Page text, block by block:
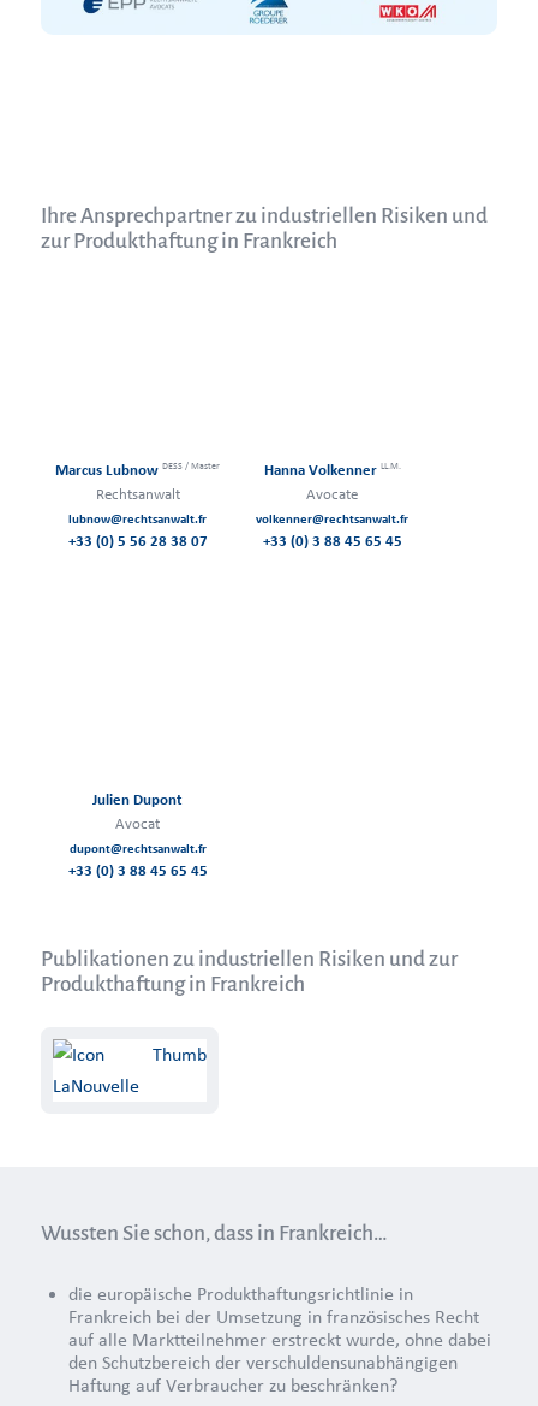
Ihre Ansprechpartner zu industriellen Risiken und
zur Produkthaftung in Frankreich
Marcus LubnowDESS / Master
Rechtsanwalt
lubnow@rechtsanwalt.fr
+33 (0) 5 56 28 38 07
Hanna Volkenner LL.M.
Avocate
volkenner@rechtsanwalt.fr
+33 (0) 3 88 45 65 45
Julien Dupont
Avocat
dupont@rechtsanwalt.fr
+33 (0) 3 88 45 65 45
Publikationen zu industriellen Risiken und zur
Produkthaftung in Frankreich
Wussten Sie schon, dass in Frankreich…
die europäische Produkthaftungsrichtlinie in
Frankreich bei der Umsetzung in französisches Recht
auf alle Marktteilnehmer erstreckt wurde, ohne dabei
den Schutzbereich der verschuldensunabhängigen
Haftung auf Verbraucher zu beschränken?